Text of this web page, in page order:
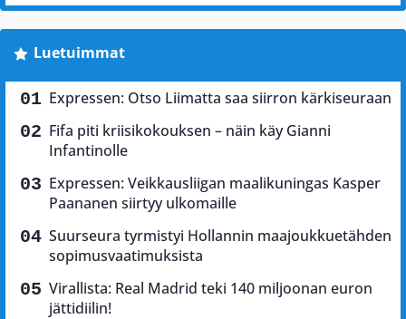
Luetuimmat
Expressen: Otso Liimatta saa siirron kärkiseuraan
Fifa piti kriisikokouksen – näin käy Gianni
Infantinolle
Expressen: Veikkausliigan maalikuningas Kasper
Paananen siirtyy ulkomaille
Suurseura tyrmistyi Hollannin maajoukkuetähden
sopimusvaatimuksista
Virallista: Real Madrid teki 140 miljoonan euron
jättidiilin!